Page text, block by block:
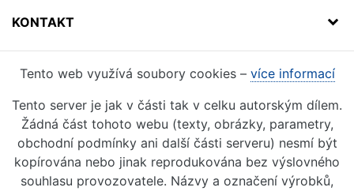
KONTAKT
Tento web využívá soubory cookies – více informací
Tento server je jak v části tak v celku autorským dílem.
Žádná část tohoto webu (texty, obrázky, parametry,
obchodní podmínky ani další části serveru) nesmí být
kopírována nebo jinak reprodukována bez výslovného
souhlasu provozovatele. Názvy a označení výrobků,